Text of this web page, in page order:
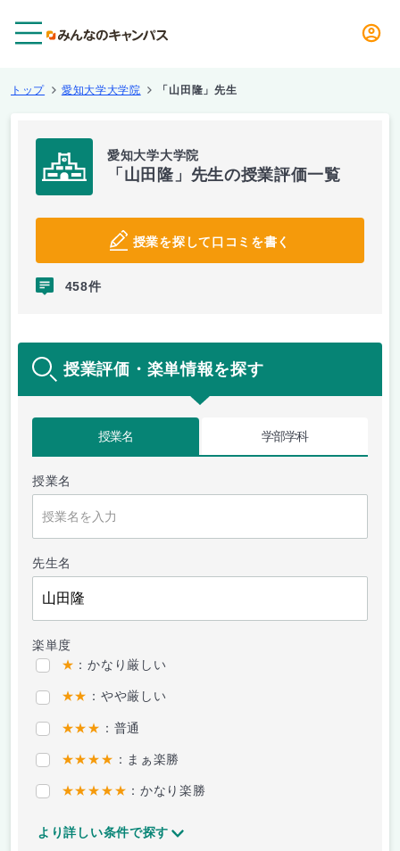
トップ 愛知大学大学院 「山田隆」先生
愛知大学大学院
「山田隆」先生の授業評価一覧
授業を探して口コミを書く
458件
授業評価・楽単情報を探す
授業名 学部学科
授業名
先生名
楽単度
★ ：かなり厳しい
★★ ：やや厳しい
★★★ ：普通
★★★★ ：まぁ楽勝
★★★★★ ：かなり楽勝
より詳しい条件で探す